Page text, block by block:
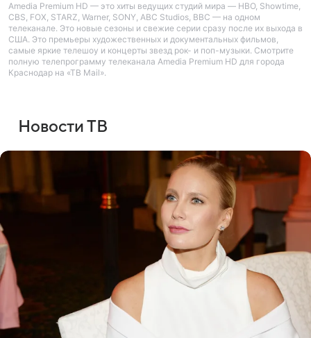
Amedia Premium HD — это хиты ведущих студий мира — HBO, Showtime,
CBS, FOX, STARZ, Warner, SONY, ABC Studios, BBC — на одном
телеканале. Это новые сезоны и свежие серии сразу после их выхода в
США. Это премьеры художественных и документальных фильмов,
самые яркие телешоу и концерты звезд рок- и поп-музыки. Смотрите
полную телепрограмму телеканала Amedia Premium HD для города
Краснодар на «ТВ Mail».
Новости ТВ